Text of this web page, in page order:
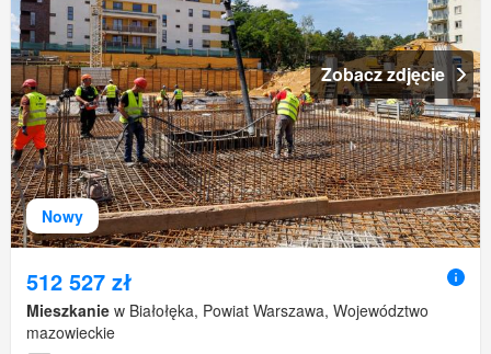
Nowy
Zobacz zdjęcie
512 527 zł
Mieszkanie w Białołęka, Powiat Warszawa, Województwo
mazowieckie